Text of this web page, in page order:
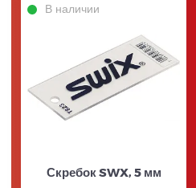
В наличии
Скребок SWX, 5 мм